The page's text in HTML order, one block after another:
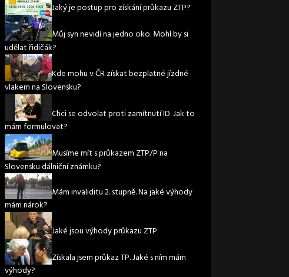
Jaký je postup pro získání průkazu ZTP?
Můj syn nevidí na jedno oko. Mohl by si
udělat řidičák?
Kde mohu v ČR získat bezplatné jízdné
vlakem na Slovensku?
Chci se odvolat proti zamítnutí ID. Jak to
mám formulovat?
Musíme mít s průkazem ZTP/P na
Slovensku dálniční známku?
Mám invaliditu 2. stupně. Na jaké výhody
mám nárok?
Jaké jsou výhody průkazu ZTP
Získala jsem průkaz TP. Jaké s ním mám
výhody?